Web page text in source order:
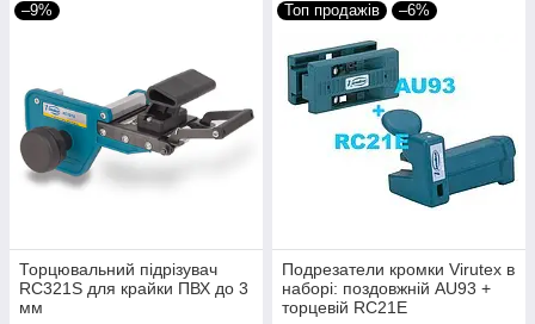
–9%
Торцювальний підрізувач
RC321S для крайки ПВХ до 3
мм
Топ продажів –6%
Подрезатели кромки Virutex в
наборі: поздовжній AU93 +
торцевій RC21E